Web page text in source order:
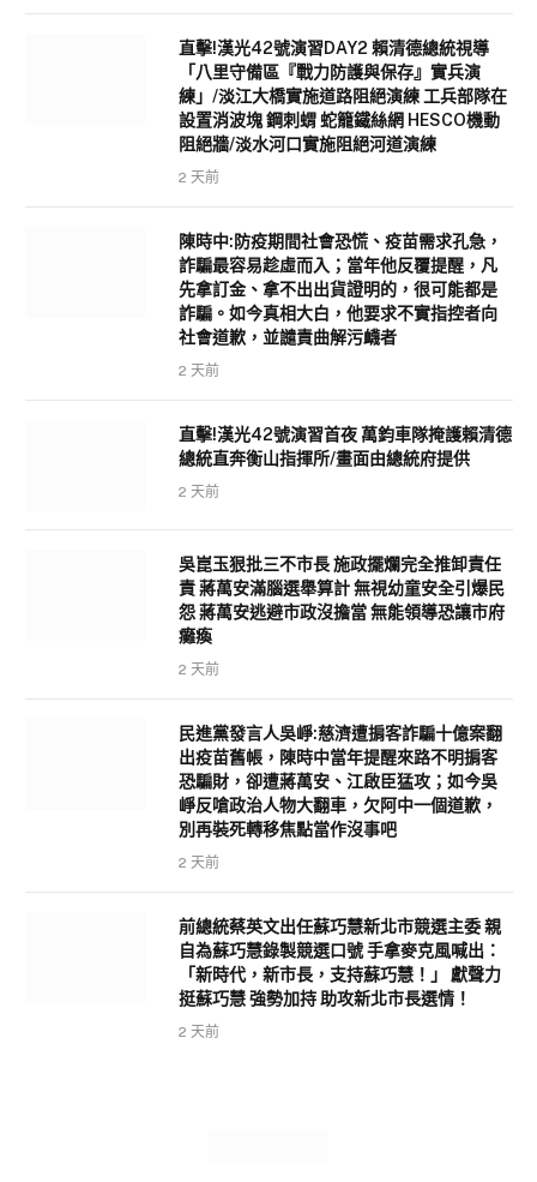
直擊!漢光42號演習DAY2 賴清德總統視導
「八里守備區『戰力防護與保存』實兵演
練」/淡江大橋實施道路阻絕演練 工兵部隊在
設置消波塊 鋼刺蝟 蛇籠鐵絲網 HESCO機動
阻絕牆/淡水河口實施阻絕河道演練
2 天前
陳時中:防疫期間社會恐慌、疫苗需求孔急，
詐騙最容易趁虛而入；當年他反覆提醒，凡
先拿訂金、拿不出出貨證明的，很可能都是
詐騙。如今真相大白，他要求不實指控者向
社會道歉，並譴責曲解污衊者
2 天前
直擊!漢光42號演習首夜 萬鈞車隊掩護賴清德
總統直奔衡山指揮所/畫面由總統府提供
2 天前
吳崑玉狠批三不市長 施政擺爛完全推卸責任
責 蔣萬安滿腦選舉算計 無視幼童安全引爆民
怨 蔣萬安逃避市政沒擔當 無能領導恐讓市府
癱瘓
2 天前
民進黨發言人吳崢:慈濟遭掮客詐騙十億案翻
出疫苗舊帳，陳時中當年提醒來路不明掮客
恐騙財，卻遭蔣萬安、江啟臣猛攻；如今吳
崢反嗆政治人物大翻車，欠阿中一個道歉，
別再裝死轉移焦點當作沒事吧
2 天前
前總統蔡英文出任蘇巧慧新北市競選主委 親
自為蘇巧慧錄製競選口號 手拿麥克風喊出：
「新時代，新市長，支持蘇巧慧！」 獻聲力
挺蘇巧慧 強勢加持 助攻新北市長選情！
2 天前